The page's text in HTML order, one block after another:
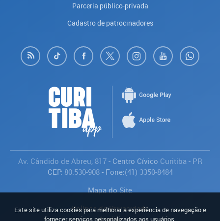
Parceria público-privada
Cadastro de patrocinadores
Av. Cândido de Abreu, 817- Centro Cívico Curitiba - PR
CEP: 80.530-908- Fone:(41) 3350-8484
Mapa do Site
Política de Privacidade
Avaliar
Este site utiliza cookies para melhorar a experiência de navegação e
fornecer serviços personalizados aos usuários.